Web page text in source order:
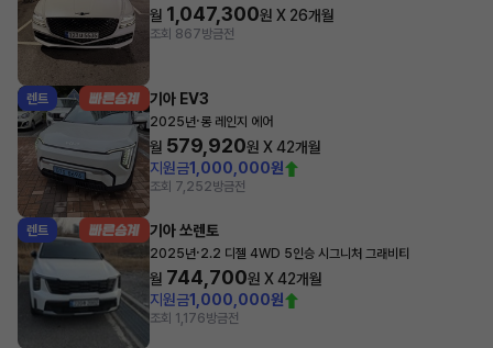
월 1,047,300원 X 26개월
조회 867방금전
렌트 기아 EV3
2025년·롱 레인지 에어
월 579,920원 X42개월
지원금1,000,000원
조회 7,252방금전
렌트 기아 쏘렌토
2025년·2.2 디젤 4WD 5인승 시그니처 그래비티
월 744,700원 X42개월
지원금1,000,000원
조회 1,176방금전